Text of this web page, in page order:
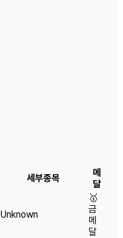
세부종목
메
달
Unknown
🥇
금
메
달